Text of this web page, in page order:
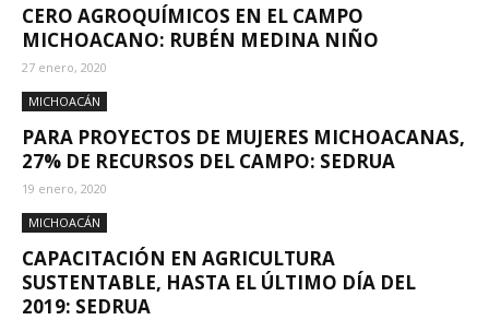
CERO AGROQUÍMICOS EN EL CAMPO
MICHOACANO: RUBÉN MEDINA NIÑO
27 enero, 2020
MICHOACÁN
PARA PROYECTOS DE MUJERES MICHOACANAS,
27% DE RECURSOS DEL CAMPO: SEDRUA
19 enero, 2020
MICHOACÁN
CAPACITACIÓN EN AGRICULTURA
SUSTENTABLE, HASTA EL ÚLTIMO DÍA DEL
2019: SEDRUA